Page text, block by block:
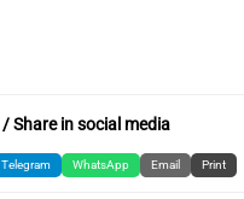
Share in social media
Telegram WhatsApp Email Print